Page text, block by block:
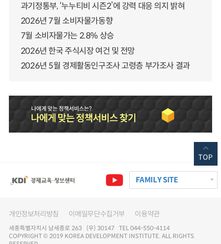
과기정통부, ‘누누티비 시즌2’에 강력 대응 의지 밝혀
2026년 7월 소비자물가동향
7월 소비자물가는 2.8% 상승
2026년 한국 주식시장 여건 및 전망
2026년 5월 경제활동인구조사 고령층 부가조사 결과
FAMILY SITE
개인정보처리방침 이메일무단수집거부 이용약관
세종특별자치시 남세종로 263 (우) 30147 TEL 044-550-4114
COPYRIGHT © 2019 KOREA DEVELOPMENT INSTITUTE. ALL RIGHTS
TOP